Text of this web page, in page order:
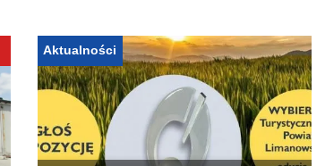
Aktualności